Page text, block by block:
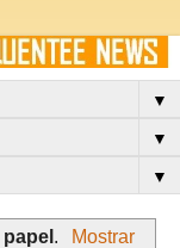
▼
▼
▼
papel .
Mostrar